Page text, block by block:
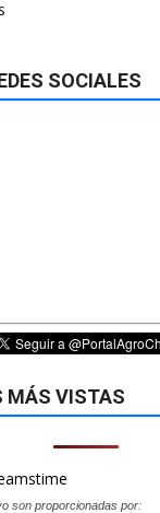
SOCIALES
MÁS VISTAS
son proporcionadas por: